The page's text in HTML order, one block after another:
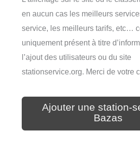
en aucun cas les meilleurs
service, les meilleurs tarifs, etc…
uniquement présent à titre
l’ajout des utilisateurs ou du site
stationservice.org. Merci de votre
Ajouter une station-
Bazas